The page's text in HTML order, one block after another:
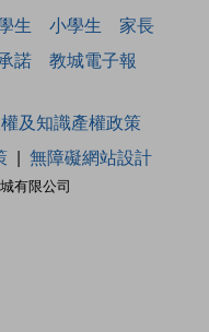
生 小學生
家長
諾 教城電子報
有限公司
及知識產權政策
無障礙網站設計